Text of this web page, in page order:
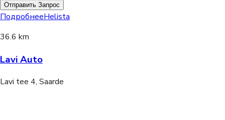
Отправить Запрос
ПодробнееHelista
36.6 km
Lavi Auto
Lavi tee 4, Saarde